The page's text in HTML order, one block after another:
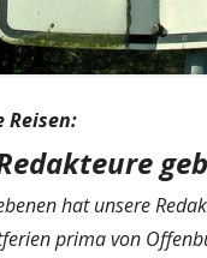
Reisen:
hat unsere
prima von